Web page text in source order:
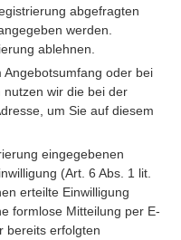
abgefragten
werden.
ablehnen.
oder bei
wir die bei der
um Sie auf diesem
eingegebenen
(Art. 6 Abs. 1 lit.
erteilte Einwilligung
formlose Mitteilung per E-
bereits erfolgten